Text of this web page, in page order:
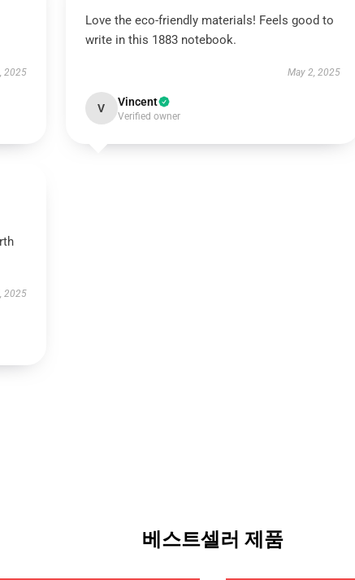
2025
Love the eco-friendly materials! Feels good to
write in this 1883 notebook.
May 2, 2025
V Vincent
Verified owner
2025
베스트셀러 제품